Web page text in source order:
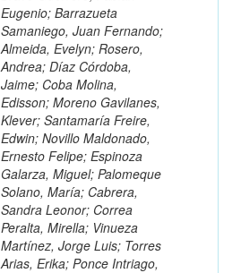
Eugenio; Barrazueta
Samaniego, Juan Fernando;
Almeida, Evelyn; Rosero,
Andrea; Díaz Córdoba,
Jaime; Coba Molina,
Edisson; Moreno Gavilanes,
Klever; Santamaría Freire,
Edwin; Novillo Maldonado,
Ernesto Felipe; Espinoza
Galarza, Miguel; Palomeque
Solano, María; Cabrera,
Sandra Leonor; Correa
Peralta, Mirella; Vinueza
Martínez, Jorge Luis; Torres
Arias, Erika; Ponce Intriago,